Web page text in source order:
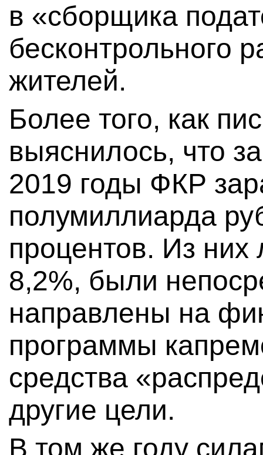
в «сборщика
бесконтрольного
жителей.
Более того, как
выяснилось, что
2019 годы ФКР
полумиллиарда
процентов. Из
8,2%, были
направлены на
программы
средства
другие цели.
В том же году